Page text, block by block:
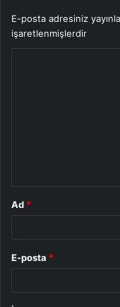
E-posta adresiniz
işaretlenmişlerdir
Ad *
E-posta *